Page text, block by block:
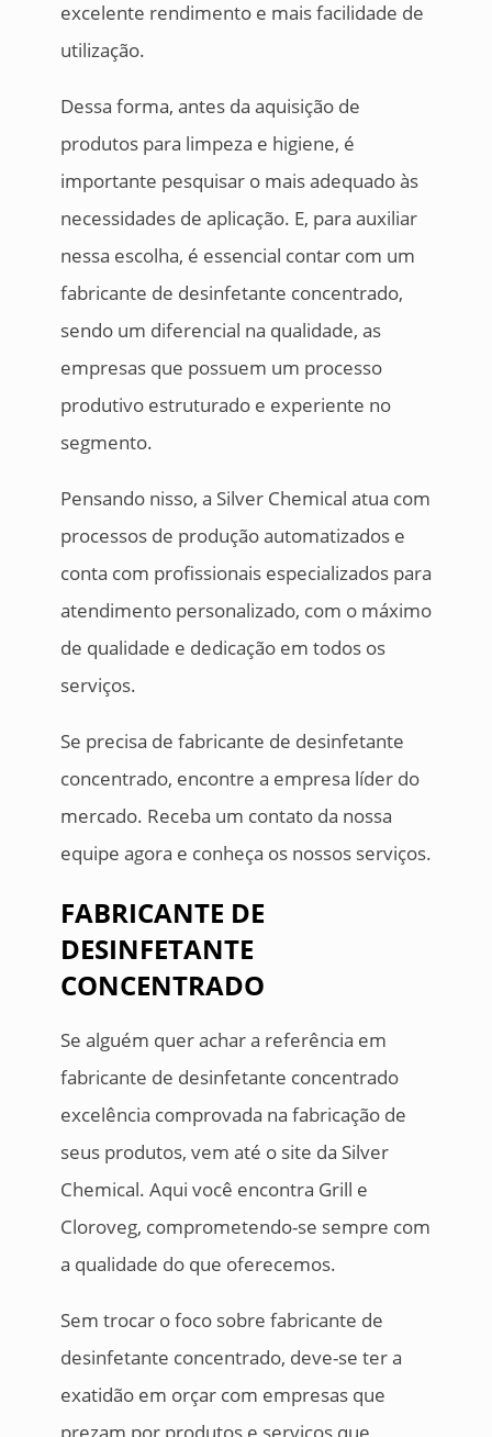
excelente rendimento e mais facilidade de
utilização.
Dessa forma, antes da aquisição de
produtos para limpeza e higiene, é
importante pesquisar o mais adequado às
necessidades de aplicação. E, para auxiliar
nessa escolha, é essencial contar com um
fabricante de desinfetante concentrado,
sendo um diferencial na qualidade, as
empresas que possuem um processo
produtivo estruturado e experiente no
segmento.
Pensando nisso, a Silver Chemical atua com
processos de produção automatizados e
conta com profissionais especializados para
atendimento personalizado, com o máximo
de qualidade e dedicação em todos os
serviços.
Se precisa de fabricante de desinfetante
concentrado, encontre a empresa líder do
mercado. Receba um contato da nossa
equipe agora e conheça os nossos serviços.
FABRICANTE DE
DESINFETANTE
CONCENTRADO
Se alguém quer achar a referência em
fabricante de desinfetante concentrado
excelência comprovada na fabricação de
seus produtos, vem até o site da Silver
Chemical. Aqui você encontra Grill e
Cloroveg, comprometendo-se sempre com
a qualidade do que oferecemos.
Sem trocar o foco sobre fabricante de
desinfetante concentrado, deve-se ter a
exatidão em orçar com empresas que